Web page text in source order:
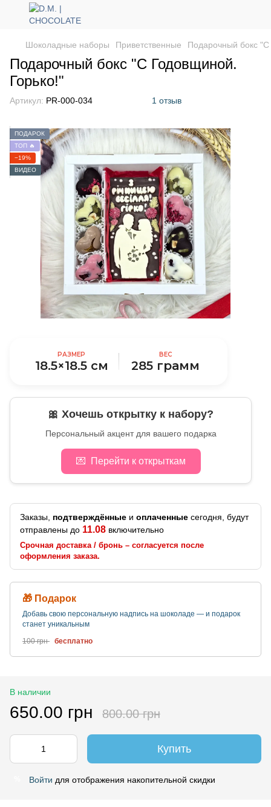
Шоколадные наборы Приветственные Подарочный бокс
Подарочный бокс "С Годовщиной.
Горько!"
Артикул: PR-000-034 1 отзыв
ПОДАРОК
ТОП 🔥
−19%
ВИДЕО
РАЗМЕР
18.5×18.5 см
ВЕС
285 грамм
🎀 Хочешь открытку к набору?
Персональный акцент для вашего подарка
💌 Перейти к открыткам
Заказы, подтверждённые и оплаченные сегодня, будут
отправлены до 11.08 включительно
Срочная доставка / бронь – согласуется после
оформления заказа.
🎁 Подарок
Добавь свою персональную надпись на шоколаде — и подарок
станет уникальным
100 грн бесплатно
В наличии
650.00 грн 800.00 грн
Купить
Войти для отображения накопительной скидки